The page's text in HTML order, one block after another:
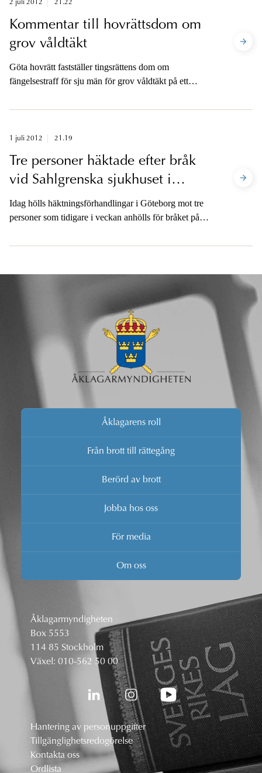
2 juli 2012 21.22
Kommentar till hovrättsdom om
grov våldtäkt
Göta hovrätt fastställer tingsrättens dom om
fängelsestraff för sju män för grov våldtäkt på ett
1 juli 2012 21.19
Tre personer häktade efter bråk
vid Sahlgrenska sjukhuset i
onsdags
Idag hölls häktningsförhandlingar i Göteborg mot tre
personer som tidigare i veckan anhölls för bråket på
häktades.
Åklagarens roll
Från brott till rättegång
Berörd av brott
Jobba hos oss
För media
Om oss
Åklagarmyndigheten
Box 5553
114 85 Stockholm
Växel: 010-562 50 00
Hantering av personuppgifter
Tillgänglighetsredogörelse
Kontakta oss
Ordlista